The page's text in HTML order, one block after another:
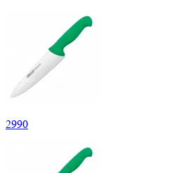
2990